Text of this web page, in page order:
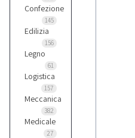
Confezione
145
Edilizia
156
Legno
61
Logistica
157
Meccanica
382
Medicale
27